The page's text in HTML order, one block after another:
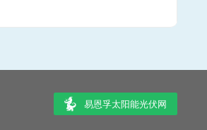
易恩孚太阳能光伏网